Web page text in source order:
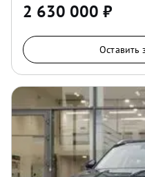
2 630 000 ₽
Оставить